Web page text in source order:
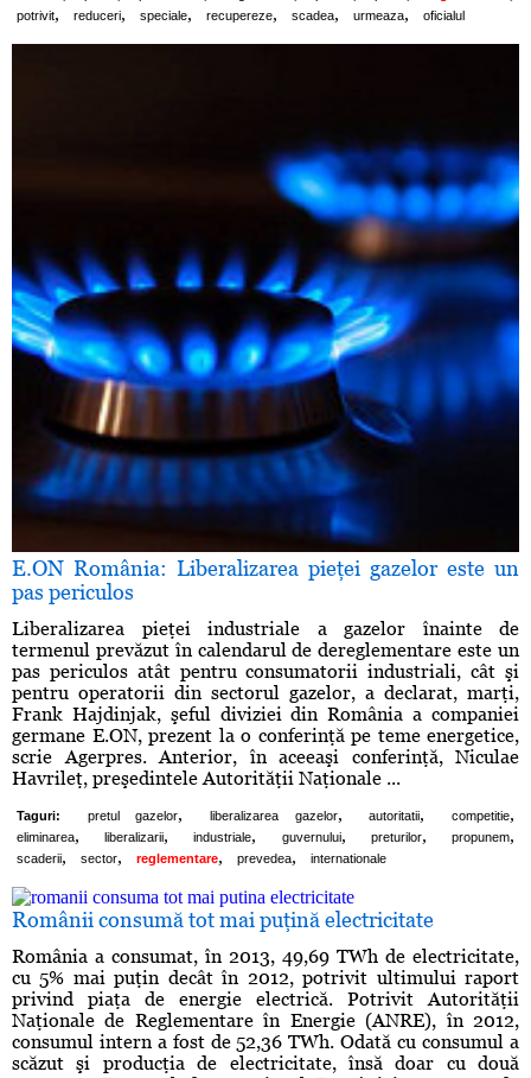
potrivit, reduceri, speciale, recupereze, scadea, urmeaza, oficialul
E.ON România: Liberalizarea pieţei gazelor este un
pas periculos
Liberalizarea pieţei industriale a gazelor înainte de
termenul prevăzut în calendarul de dereglementare este un
pas periculos atât pentru consumatorii industriali, cât şi
pentru operatorii din sectorul gazelor, a declarat, marţi,
Frank Hajdinjak, şeful diviziei din România a companiei
germane E.ON, prezent la o conferinţă pe teme energetice,
scrie Agerpres. Anterior, în aceeaşi conferinţă, Niculae
Havrileţ, preşedintele Autorităţii Naţionale ...
Taguri: pretul gazelor, liberalizarea gazelor, autoritatii, competitie,
eliminarea, liberalizarii, industriale, guvernului, preturilor, propunem,
scaderii, sector, reglementare, prevedea, internationale
Românii consumă tot mai puţină electricitate
România a consumat, în 2013, 49,69 TWh de electricitate,
cu 5% mai puţin decât în 2012, potrivit ultimului raport
privind piaţa de energie electrică. Potrivit Autorităţii
Naţionale de Reglementare în Energie (ANRE), în 2012,
consumul intern a fost de 52,36 TWh. Odată cu consumul a
scăzut şi producţia de electricitate, însă doar cu două